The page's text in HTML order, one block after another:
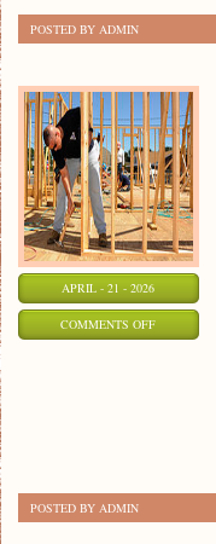
POSTED BY ADMIN
APRIL - 21 - 2026
COMMENTS OFFON
POSTED BY ADMIN